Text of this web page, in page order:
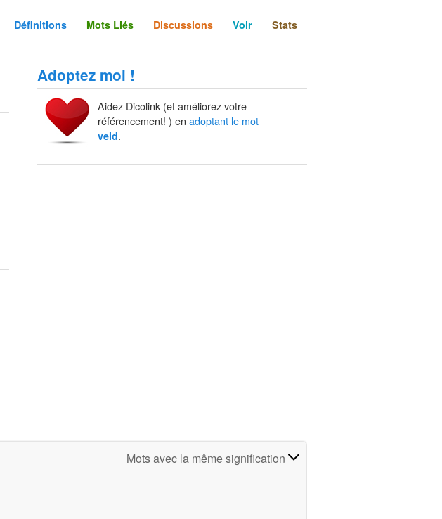
Définitions Mots Liés Discussions Voir Stats
Adoptez moi !
Aidez Dicolink (et améliorez votre
référencement! ) en adoptant le mot
veld.
Mots avec la même signification